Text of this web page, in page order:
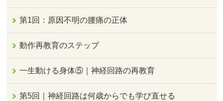
第1回：原因不明の腰痛の正体
動作再教育のステップ
一生動ける身体⑤｜神経回路の再教育
第5回｜神経回路は何歳からでも学び直せる